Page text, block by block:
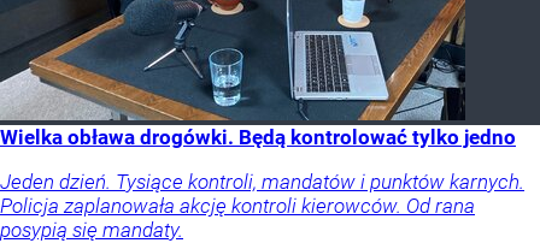
Wielka obława drogówki. Będą kontrolować tylko jedno
Jeden dzień. Tysiące kontroli, mandatów i punktów karnych.
Policja zaplanowała akcję kontroli kierowców. Od rana
posypią się mandaty.